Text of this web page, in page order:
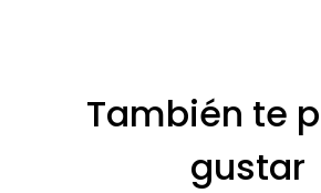
También te
gustar